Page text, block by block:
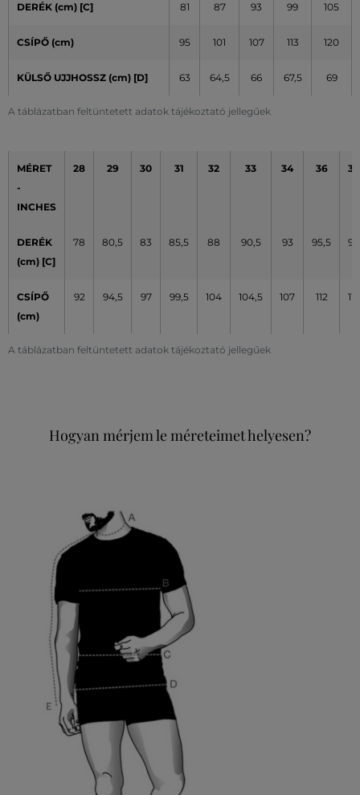
A táblázatban feltüntetett adatok tájékoztató jellegűek
DERÉK (cm) [C] 81 87 93 99 105
CSÍPŐ (cm) 95 101 107 113 120
KÜLSŐ UJJHOSSZ (cm) [D] 63 64,5 66 67,5 69
A táblázatban feltüntetett adatok tájékoztató jellegűek
MÉRET
-
INCHES
28 29 30 31 32 33 34 36 38
DERÉK
(cm) [C]
78 80,5 83 85,5 88 90,5 93 95,5 98
CSÍPŐ
(cm)
92 94,5 97 99,5 104 104,5 107 112 117
Hogyan mérjem le méreteimet helyesen?